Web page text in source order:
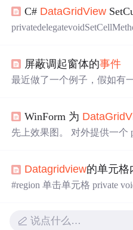
ring(this.dgv_Result.Rows
C# DataGridView
屏蔽调起窗体的事件
最近做了一个例子，假如有
击 事件，这就需要我们对
行屏蔽。我们就要另写个函数来做
WinForm 为
先上效果图。 对外提供一个 public 的方法： //正常Type1是
Datagridview的单元格
#region 单击单元格
说点什么…